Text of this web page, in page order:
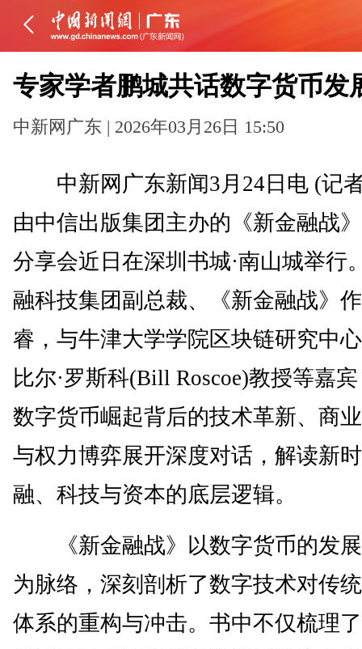
专家学者鹏城共话数字货币发
中新网广东 | 2026年03月26日 15:50
中新网广东新闻3月24日电 (记
由中信出版集团主办的《新金融战
分享会近日在深圳书城·南山城举行
融科技集团副总裁、《新金融战》
睿，与牛津大学学院区块链研究中
比尔·罗斯科(Bill Roscoe)教授等嘉
数字货币崛起背后的技术革新、商
与权力博弈展开深度对话，解读新
融、科技与资本的底层逻辑。
《新金融战》以数字货币的发
为脉络，深刻剖析了数字技术对传
体系的重构与冲击。书中不仅梳理